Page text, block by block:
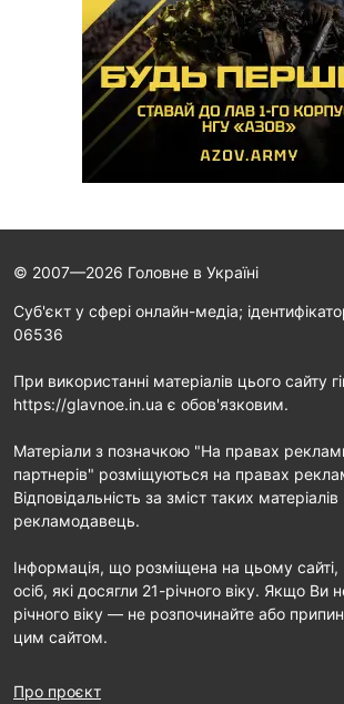
© 2007—2026 Головне в Україні
Cуб'єкт у сфері онлайн-медіа;
06536
При використанні матеріалів цього сайту
https://glavnoe.in.ua є обов'язковим.
Матеріали з позначкою "На правах
партнерів" розміщуються на правах
Відповідальність за зміст таких
рекламодавець.
Інформація, що розміщена на цьому
осіб, які досягли 21-річного віку. Якщо Ви
річного віку — не розпочинайте або
цим сайтом.
Про проєкт